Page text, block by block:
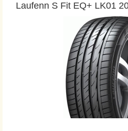
Laufenn S Fit EQ+ LK01